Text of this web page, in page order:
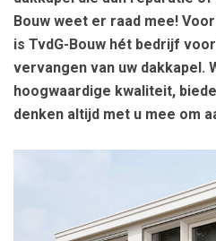
Bouw weet er raad mee!
is TvdG-Bouw hét bedrijf
vervangen van uw dakkapel.
hoogwaardige kwaliteit,
denken altijd met u mee om